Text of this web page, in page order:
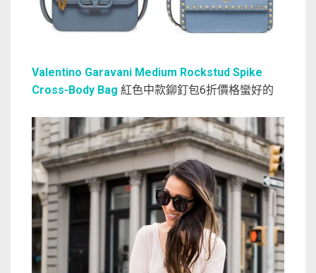
Valentino Garavani Medium Rockstud Spike
Cross-Body Bag 紅色中款鉚釘包6折價格蠻好的